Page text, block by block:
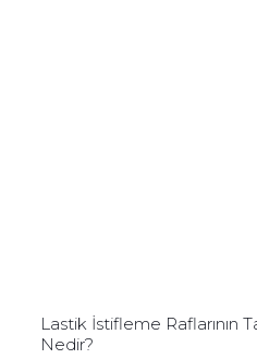
Lastik İstifleme Raflarının
Nedir?